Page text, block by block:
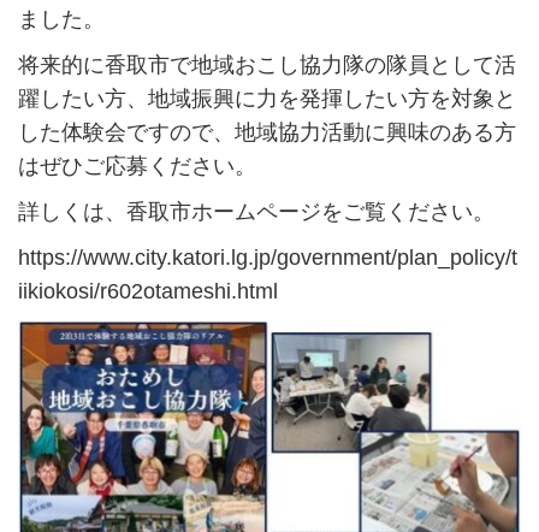
ました。
将来的に香取市で地域おこし協力隊の隊員として活
躍したい方、地域振興に力を発揮したい方を対象と
した体験会ですので、地域協力活動に興味のある方
はぜひご応募ください。
詳しくは、香取市ホームページをご覧ください。
https://www.city.katori.lg.jp/government/plan_policy/t
iikiokosi/r602otameshi.html